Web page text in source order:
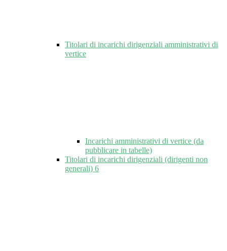
Titolari di incarichi dirigenziali amministrativi di
vertice
Incarichi amministrativi di vertice (da
pubblicare in tabelle)
Titolari di incarichi dirigenziali (dirigenti non
generali) 6